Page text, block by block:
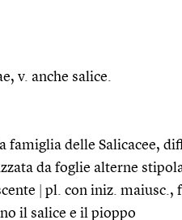
v. anche salice.
famiglia delle Salicacee,
da foglie alterne
pl. con iniz. maiusc.,
il salice e il pioppo